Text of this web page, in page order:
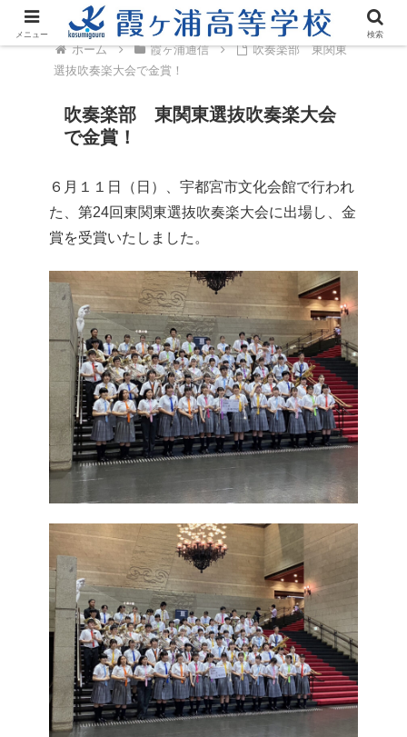
ホーム 霞ヶ浦通信
吹奏楽部 東関東
選抜吹奏楽大会で金賞！
吹奏楽部 東関東選抜吹奏楽大会
で金賞！
６月１１日（日）、宇都宮市文化会館で行われ
た、第24回東関東選抜吹奏楽大会に出場し、金
賞を受賞いたしました。
メニュー 検索